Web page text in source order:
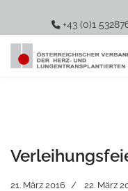
+43 (0)1
21. März 2016 22. März